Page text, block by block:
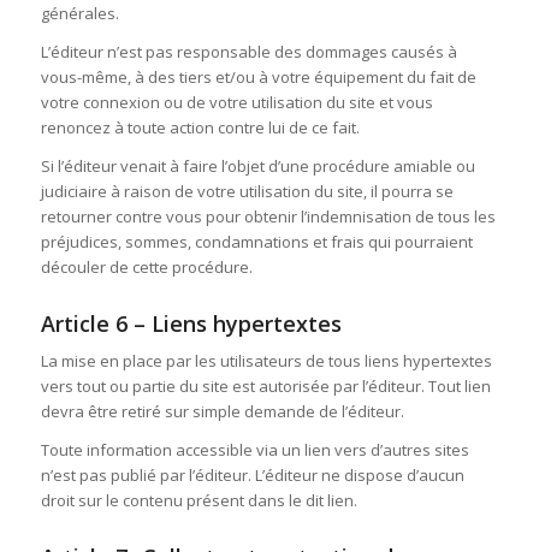
générales.
L’éditeur n’est pas responsable des dommages causés à
vous-même, à des tiers et/ou à votre équipement du fait de
votre connexion ou de votre utilisation du site et vous
renoncez à toute action contre lui de ce fait.
Si l’éditeur venait à faire l’objet d’une procédure amiable ou
judiciaire à raison de votre utilisation du site, il pourra se
retourner contre vous pour obtenir l’indemnisation de tous les
préjudices, sommes, condamnations et frais qui pourraient
découler de cette procédure.
Article 6 – Liens hypertextes
La mise en place par les utilisateurs de tous liens hypertextes
vers tout ou partie du site est autorisée par l’éditeur. Tout lien
devra être retiré sur simple demande de l’éditeur.
Toute information accessible via un lien vers d’autres sites
n’est pas publié par l’éditeur. L’éditeur ne dispose d’aucun
droit sur le contenu présent dans le dit lien.